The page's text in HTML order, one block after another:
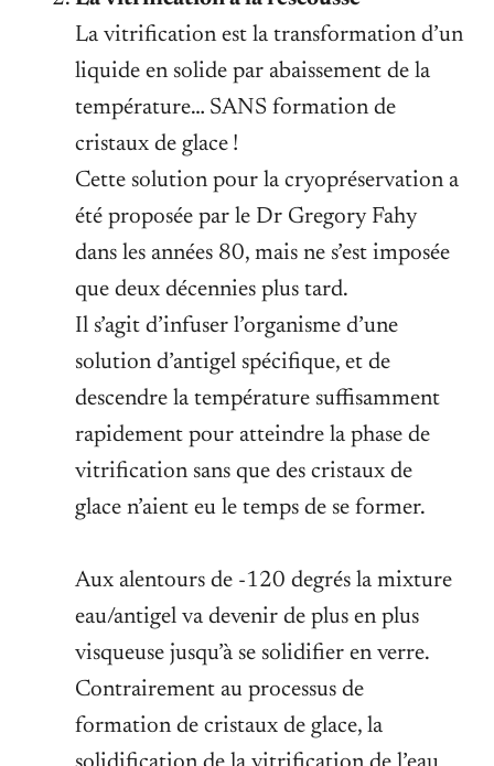
La vitrification est la transformation d’un
liquide en solide par abaissement de la
température… SANS formation de
cristaux de glace !
Cette solution pour la cryopréservation a
été proposée par le Dr Gregory Fahy
dans les années 80, mais ne s’est imposée
que deux décennies plus tard.
Il s’agit d’infuser l’organisme d’une
solution d’antigel spécifique, et de
descendre la température suffisamment
rapidement pour atteindre la phase de
vitrification sans que des cristaux de
glace n’aient eu le temps de se former.
Aux alentours de -120 degrés la mixture
eau/antigel va devenir de plus en plus
visqueuse jusqu’à se solidifier en verre.
Contrairement au processus de
formation de cristaux de glace, la